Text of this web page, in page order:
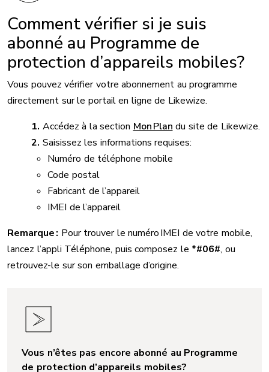
Comment vérifier si je suis
abonné au Programme de
protection d’appareils mobiles?
Vous pouvez vérifier votre abonnement au programme
directement sur le portail en ligne de Likewize.
Accédez à la section Mon Plan du site de Likewize.
Saisissez les informations requises:
Numéro de téléphone mobile
Code postal
Fabricant de l’appareil
IMEI de l’appareil
Remarque : Pour trouver le numéro IMEI de votre mobile,
lancez l’appli Téléphone, puis composez le *#06#, ou
retrouvez-le sur son emballage d’origine.
Vous n’êtes pas encore abonné au Programme
de protection d’appareils mobiles?